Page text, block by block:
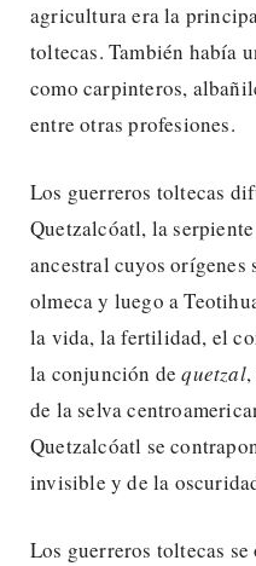
agricultura era la
toltecas. También había
como carpinteros,
entre otras profesiones.
Los guerreros toltecas
Quetzalcóatl, la
ancestral cuyos
olmeca y luego a
la vida, la fertilidad, el
la conjunción dequetzal,
de la selva
Quetzalcóatl se
invisible y de la
Los guerreros toltecas